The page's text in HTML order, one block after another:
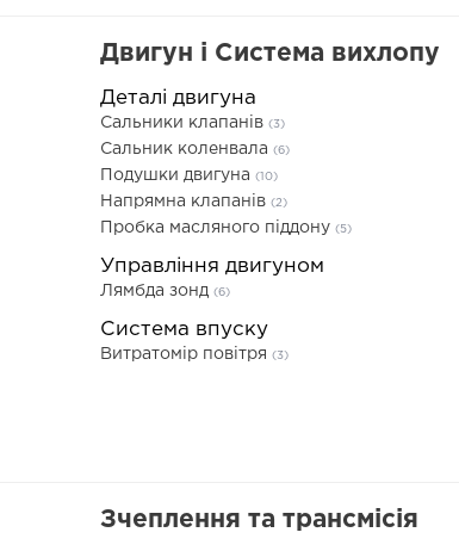
Двигун і Система вихлопу
Деталі двигуна
Сальники клапанів (3)
Сальник коленвала (6)
Подушки двигуна (10)
Напрямна клапанів (2)
Пробка масляного піддону (5)
Управління двигуном
Лямбда зонд (6)
Система впуску
Витратомір повітря (3)
Зчеплення та трансмісія